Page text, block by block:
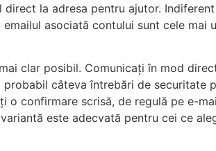
direct la adresa pentru ajutor.
asociată contului sunt cele
clar posibil. Comunicați în mod
câteva întrebări de
confirmare scrisă, de regulă pe e-
este adecvată pentru cei ce